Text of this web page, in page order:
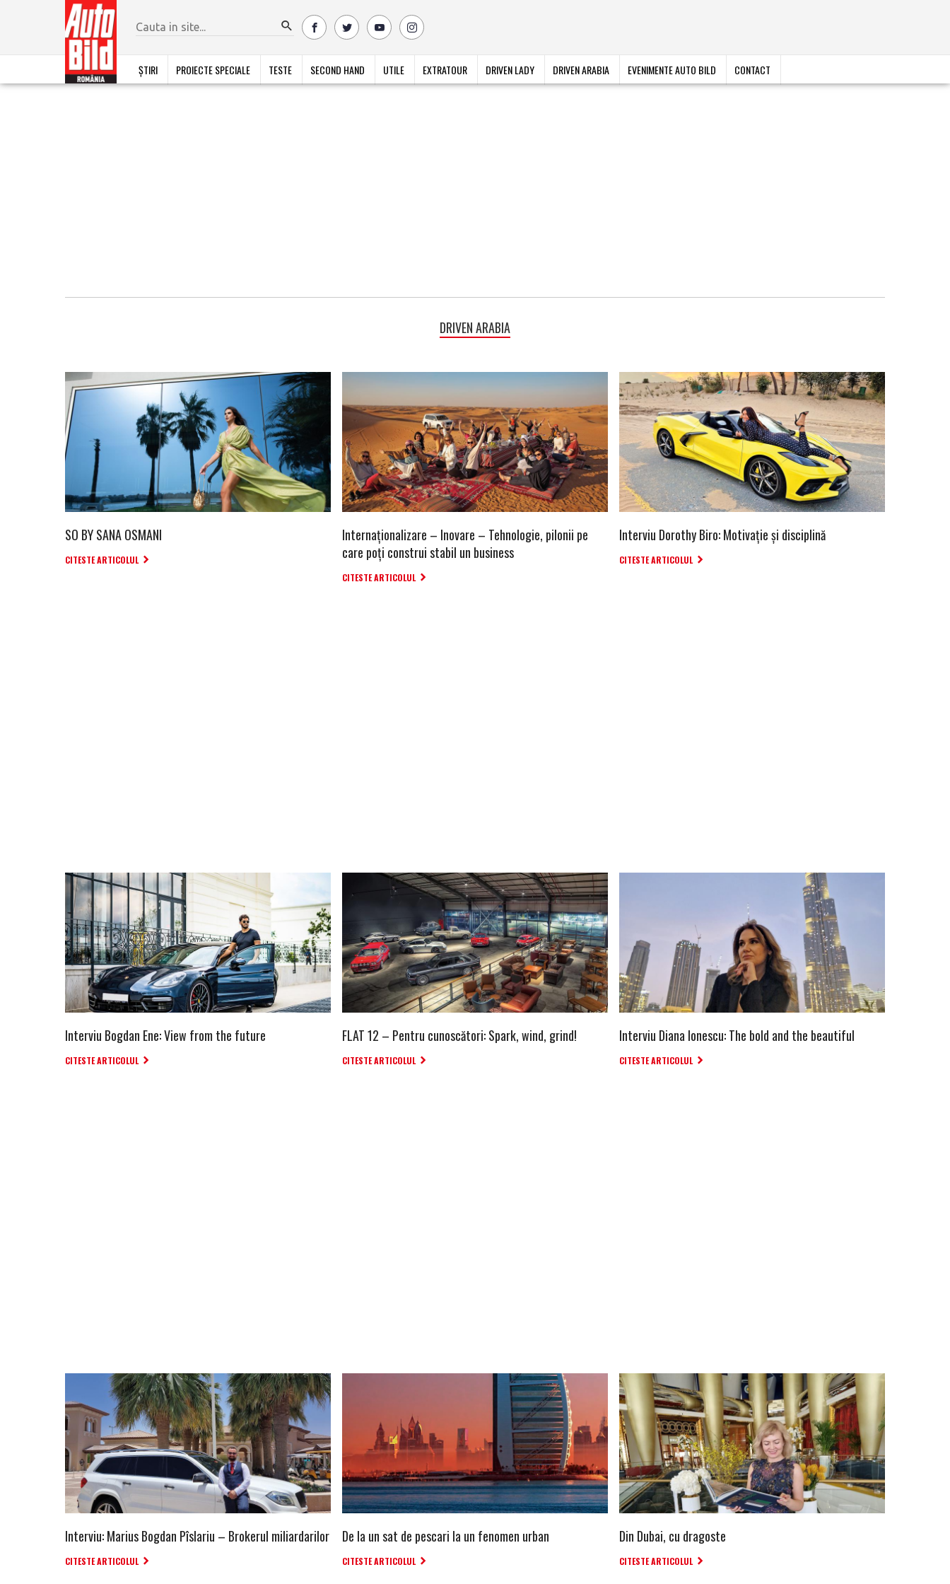
ȘTIRI PROIECTE SPECIALE TESTE SECOND HAND UTILE EXTRATOUR DRIVEN LADY DRIVEN ARABIA EVENIMENTE AUTO BILD CONTACT
DRIVEN ARABIA
SO BY SANA OSMANI
CITESTE ARTICOLUL
Internaționalizare – Inovare – Tehnologie, pilonii pe
care poți construi stabil un business
CITESTE ARTICOLUL
Interviu Dorothy Biro: Motivație și disciplină
CITESTE ARTICOLUL
Interviu Bogdan Ene: View from the future
CITESTE ARTICOLUL
FLAT 12 – Pentru cunoscători: Spark, wind, grind!
CITESTE ARTICOLUL
Interviu Diana Ionescu: The bold and the beautiful
CITESTE ARTICOLUL
Interviu: Marius Bogdan Pîslariu – Brokerul miliardarilor
CITESTE ARTICOLUL
De la un sat de pescari la un fenomen urban
CITESTE ARTICOLUL
Din Dubai, cu dragoste
CITESTE ARTICOLUL